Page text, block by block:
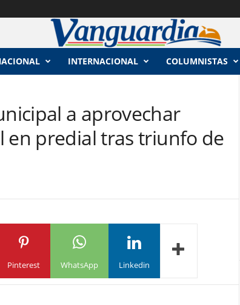
INTERNACIONAL COLUMNISTAS
a aprovechar
en predial tras triunfo de
Pinterest WhatsApp Linkedin